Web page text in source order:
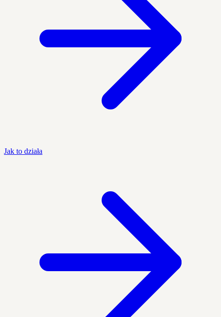
Jak to działa